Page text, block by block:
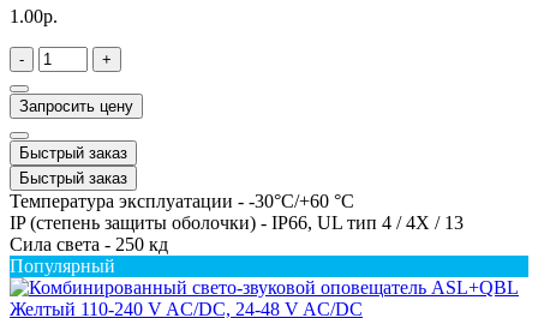
1.00р.
- +
Запросить цену
Быстрый заказ
Быстрый заказ
Температура эксплуатации - -30°C/+60 °C
IP (степень защиты оболочки) - IP66, UL тип 4 / 4X / 13
Сила света - 250 кд
Популярный